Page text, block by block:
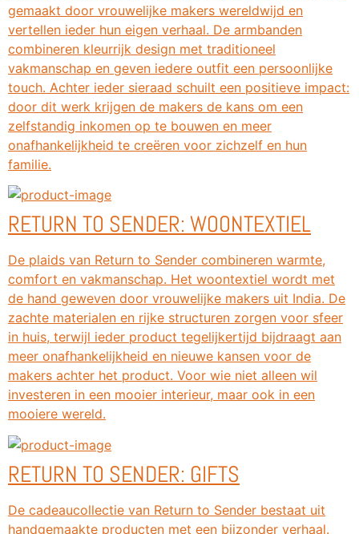
gemaakt door vrouwelijke makers wereldwijd en
vertellen ieder hun eigen verhaal. De armbanden
combineren kleurrijk design met traditioneel
vakmanschap en geven iedere outfit een persoonlijke
touch. Achter ieder sieraad schuilt een positieve impact:
door dit werk krijgen de makers de kans om een
zelfstandig inkomen op te bouwen en meer
onafhankelijkheid te creëren voor zichzelf en hun
familie.
RETURN TO SENDER: WOONTEXTIEL
De plaids van Return to Sender combineren warmte,
comfort en vakmanschap. Het woontextiel wordt met
de hand geweven door vrouwelijke makers uit India. De
zachte materialen en rijke structuren zorgen voor sfeer
in huis, terwijl ieder product tegelijkertijd bijdraagt aan
meer onafhankelijkheid en nieuwe kansen voor de
makers achter het product. Voor wie niet alleen wil
investeren in een mooier interieur, maar ook in een
mooiere wereld.
RETURN TO SENDER: GIFTS
De cadeaucollectie van Return to Sender bestaat uit
handgemaakte producten met een bijzonder verhaal.